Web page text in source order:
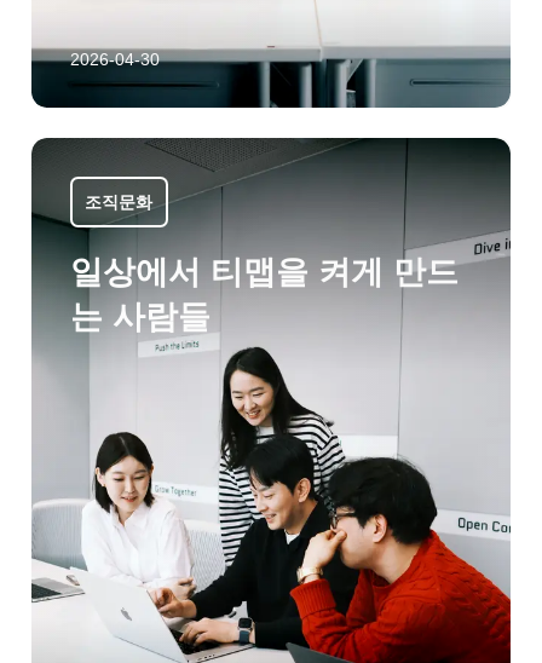
2026-04-30
조직문화
일상에서 티맵을 켜게 만드
는 사람들